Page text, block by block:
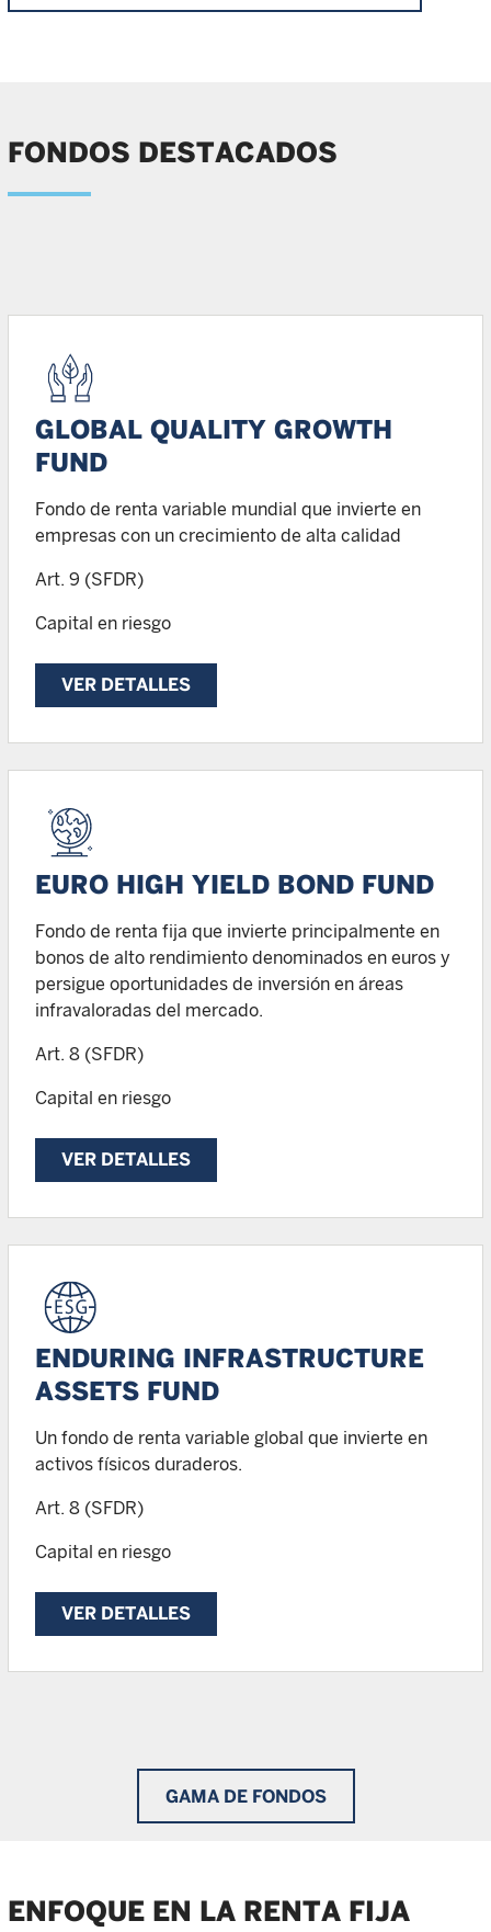
FONDOS DESTACADOS
GLOBAL QUALITY GROWTH
FUND
Fondo de renta variable mundial que invierte en
empresas con un crecimiento de alta calidad
Art. 9 (SFDR)
Capital en riesgo
VER DETALLES
EURO HIGH YIELD BOND FUND
Fondo de renta fija que invierte principalmente en
bonos de alto rendimiento denominados en euros y
persigue oportunidades de inversión en áreas
infravaloradas del mercado.
Art. 8 (SFDR)
Capital en riesgo
VER DETALLES
ENDURING INFRASTRUCTURE
ASSETS FUND
Un fondo de renta variable global que invierte en
activos físicos duraderos.
Art. 8 (SFDR)
Capital en riesgo
VER DETALLES
GAMA DE FONDOS
ENFOQUE EN LA RENTA FIJA